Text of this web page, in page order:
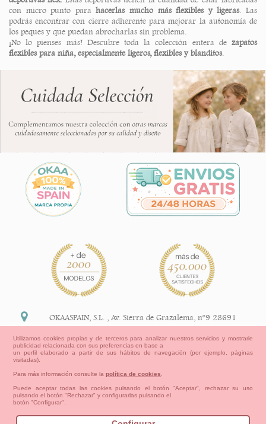
con micro punto parahacerlas mucho más flexibles y ligeras. Las
podrás encontrar con cierre adherente para mejorar la autonomía de
los peques y que puedan abrocharlas sin problema.
¡No lo pienses más! Descubre toda la colección entera de zapatos
flexibles para niña, especialmente ligeros, flexibles y blanditos.
Información Legal
política de devoluciones y reembolsos
OKAASPAIN, S.L. ,Av. Sierra de Grazalema, nº9 28691
+34 91 113 89 09
Utilizamos cookies propias y de terceros para analizar nuestros servicios y mostrarle
publicidad relacionada con sus preferencias en base a
un perfil elaborado a partir de sus hábitos de navegación (por ejemplo, páginas
visitadas).
Para más información consulte lapolítica de cookies
Puede aceptar todas las cookies pulsando el botón "Aceptar", rechazar su uso
pulsando el botón "Rechazar" y configurarlas pulsando el
botón "Configurar".